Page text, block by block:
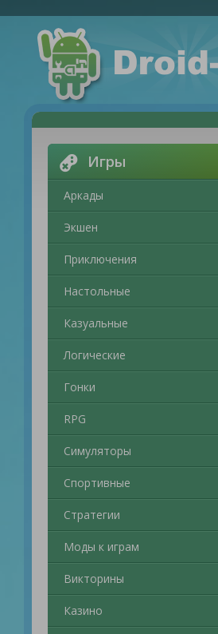
Игры
Аркады
Экшен
Приключения
Настольные
Казуальные
Логические
Гонки
RPG
Симуляторы
Спортивные
Стратегии
Моды к играм
Викторины
Казино